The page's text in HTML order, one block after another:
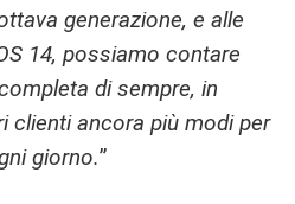
generazione, e alle
14, possiamo contare
di sempre, in
clienti ancora più modi per
giorno.”